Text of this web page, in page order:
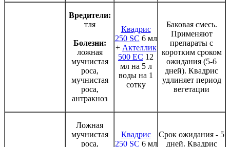
Вредители:
тля
Болезни:
ложная
мучнистая
роса,
мучнистая
роса,
антракноз
Квадрис
250 SC 6 мл
+ Актеллик
500 ЕС 12
мл на 5 л
воды на 1
сотку
Баковая смесь.
Применяют
препараты с
коротким сроком
ожидания (5-6
дней). Квадрис
удлиняет период
вегетации
Ложная
мучнистая
роса,
Квадрис
250 SC 6 мл
Срок ожидания - 5
дней. Квадрис